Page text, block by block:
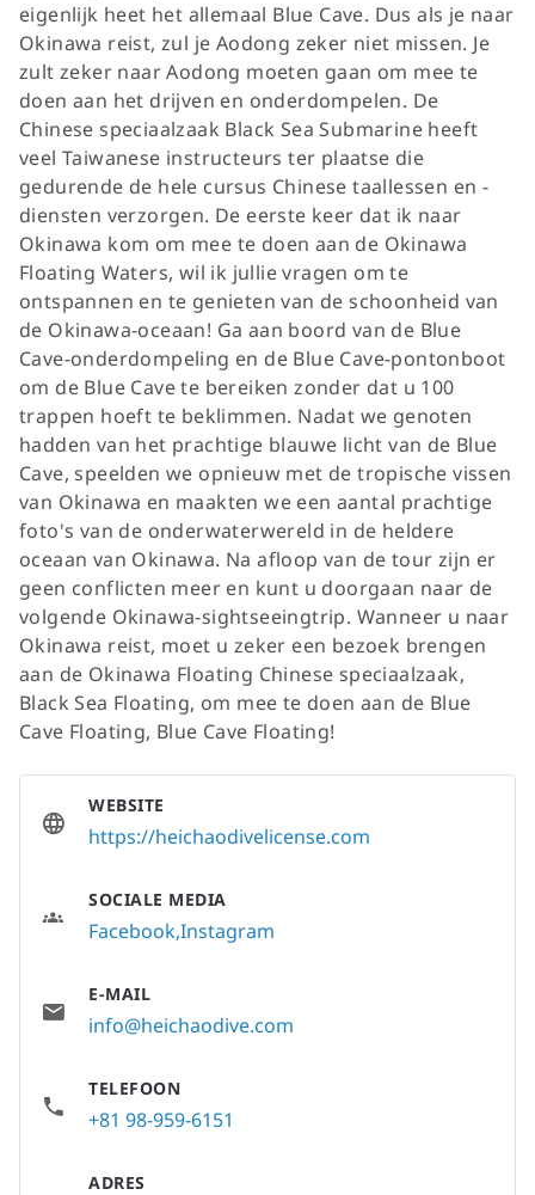
eigenlijk heet het allemaal Blue Cave. Dus als je naar
Okinawa reist, zul je Aodong zeker niet missen. Je
zult zeker naar Aodong moeten gaan om mee te
doen aan het drijven en onderdompelen. De
Chinese speciaalzaak Black Sea Submarine heeft
veel Taiwanese instructeurs ter plaatse die
gedurende de hele cursus Chinese taallessen en -
diensten verzorgen. De eerste keer dat ik naar
Okinawa kom om mee te doen aan de Okinawa
Floating Waters, wil ik jullie vragen om te
ontspannen en te genieten van de schoonheid van
de Okinawa-oceaan! Ga aan boord van de Blue
Cave-onderdompeling en de Blue Cave-pontonboot
om de Blue Cave te bereiken zonder dat u 100
trappen hoeft te beklimmen. Nadat we genoten
hadden van het prachtige blauwe licht van de Blue
Cave, speelden we opnieuw met de tropische vissen
van Okinawa en maakten we een aantal prachtige
foto's van de onderwaterwereld in de heldere
oceaan van Okinawa. Na afloop van de tour zijn er
geen conflicten meer en kunt u doorgaan naar de
volgende Okinawa-sightseeingtrip. Wanneer u naar
Okinawa reist, moet u zeker een bezoek brengen
aan de Okinawa Floating Chinese speciaalzaak,
Black Sea Floating, om mee te doen aan de Blue
Cave Floating, Blue Cave Floating!
WEBSITE
https://heichaodivelicense.com
SOCIALE MEDIA
FacebookInstagram
E-MAIL
info@heichaodive.com
TELEFOON
+81 98-959-6151
ADRES